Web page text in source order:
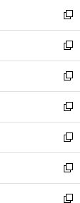
く
で
開
く
い
ウ
ィ
ン
ド
ウ
で
開
く
新
し
い
ウ
ィ
ン
ド
ウ
で
開
く
新
し
い
ウ
ィ
ン
ド
ウ
で
開
く
新
し
い
ウ
ィ
ン
ド
ウ
で
新
し
い
ウ
ィ
ン
ド
新
し
い
ウ
ィ
新
し